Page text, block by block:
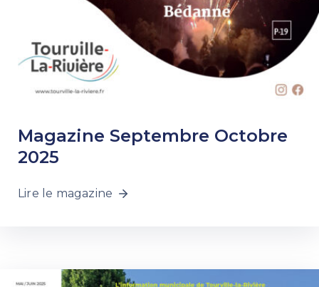
Magazine Septembre Octobre
2025
Lire le magazine